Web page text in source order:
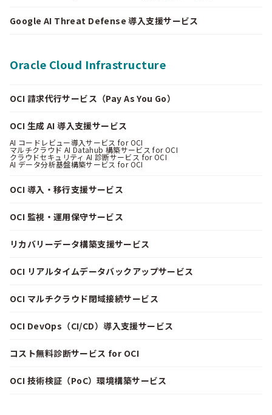
Google AI Threat Defense 導入支援サービス
Oracle Cloud Infrastructure
OCI 請求代行サービス（Pay As You Go）
OCI 生成 AI 導入支援サービス
AI コードレビュー導入サービス for OCI
マルチクラウド AI Datahub 構築サービス for OCI
クラウドセキュリティ AI 診断サービス for OCI
AI データ分析基盤構築サービス for OCI
OCI 導入・移行支援サービス
OCI 監視・運用保守サービス
リカバリーデータ構築支援サービス
OCI リアルタイムデータバックアップサービス
OCI マルチクラウド閉域接続サービス
OCI DevOps（CI/CD）導入支援サービス
コスト無料診断サービス for OCI
OCI 技術検証（PoC）環境構築サービス